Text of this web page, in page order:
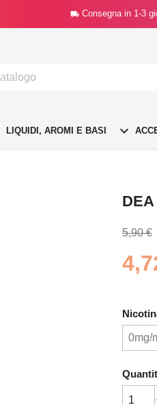
 Consegna in 1-3
LIQUIDI, AROMI E BASI 
5,90 €